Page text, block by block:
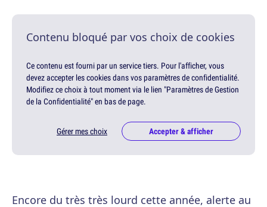
Contenu bloqué par vos choix de cookies
Ce contenu est fourni par un service tiers. Pour l'afficher, vous
devez accepter les cookies dans vos paramètres de confidentialité.
Modifiez ce choix à tout moment via le lien "Paramètres de Gestion
de la Confidentialité" en bas de page.
Gérer mes choix Accepter & afficher
Encore du très très lourd cette année, alerte au